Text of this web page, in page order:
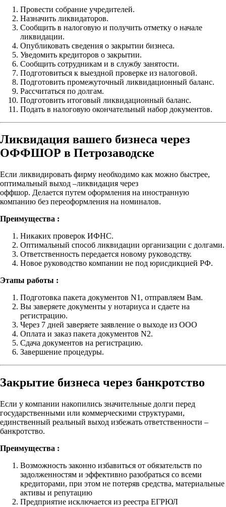
Провести собрание учредителей.
Назначить ликвидаторов.
Сообщить в налоговую и получить отметку о начале
ликвидации.
Опубликовать сведения о закрытии бизнеса.
Уведомить кредиторов о закрытии.
Сообщить сотрудникам и в службу занятости.
Подготовиться к выездной проверке из налоговой.
Подготовить промежуточный ликвидационный баланс.
Рассчитаться по долгам.
Подготовить итоговый ликвидационный баланс.
Подать в налоговую окончательный набор документов.
Ликвидация вашего бизнеса через
ОФФШОР в Петрозаводске
Если ликвидировать фирму необходимо как можно быстрее,
оптимальный выход –ликвидация через
оффшор. Делается путем оформления на иностранную
компанию без переоформления на номиналов.
Преимущества :
Никаких проверок ИФНС.
Оптимальный способ ликвидации организации с долгами.
Ответственность передается новому руководству.
Новое руководство компании не под юрисдикцией РФ.
Этапы работы :
Подготовка пакета документов N1, отправляем Вам.
Вы заверяете документы у нотариуса и сдаете на
регистрацию.
Через 7 дней заверяете заявление о выходе из ООО
Оплата и заказ пакета документов N2.
Сдача документов на регистрацию.
Завершение процедуры.
Закрытие бизнеса через банкротство
Если у компании накопились значительные долги перед
государственными или коммерческими структурами,
единственный реальный выход избежать ответственности –
банкротство.
Преимущества :
Возможность законно избавиться от обязательств по
задолженностям и эффективно разобраться со всеми
кредиторами, при этом не потеряв средства, материальные
активы и репутацию
Предприятие исключается из реестра ЕГРЮЛ